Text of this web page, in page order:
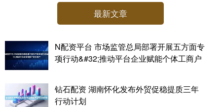
最新文章
N配资平台 市场监管总局部署开展五方面专
项行动&#32;推动平台企业赋能个体工商户
钻石配资 湖南怀化发布外贸促稳提质三年
行动计划